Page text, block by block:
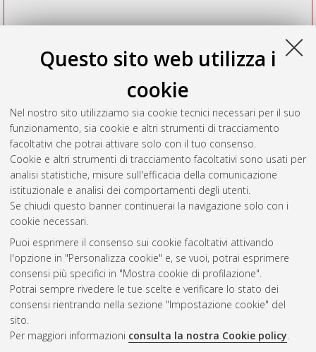
Questo sito web utilizza i
cookie
Nel nostro sito utilizziamo sia cookie tecnici necessari per il suo
funzionamento, sia cookie e altri strumenti di tracciamento
facoltativi che potrai attivare solo con il tuo consenso.
Cookie e altri strumenti di tracciamento facoltativi sono usati per
analisi statistiche, misure sull'efficacia della comunicazione
istituzionale e analisi dei comportamenti degli utenti.
Se chiudi questo banner continuerai la navigazione solo con i
cookie necessari.
Puoi esprimere il consenso sui cookie facoltativi attivando
l'opzione in "Personalizza cookie" e, se vuoi, potrai esprimere
consensi più specifici in "Mostra cookie di profilazione".
Potrai sempre rivedere le tue scelte e verificare lo stato dei
consensi rientrando nella sezione "Impostazione cookie" del
sito.
Per maggiori informazioni consulta la nostra Cookie policy.
Vedi altre statistiche
Gestione del documento:
Atom
Rss
AMS Acta
ISSN: 2038-7954
re3data.org -
doi.org/10.17616/R3P19R
Servizio implementato e
Impostazioni Cookie